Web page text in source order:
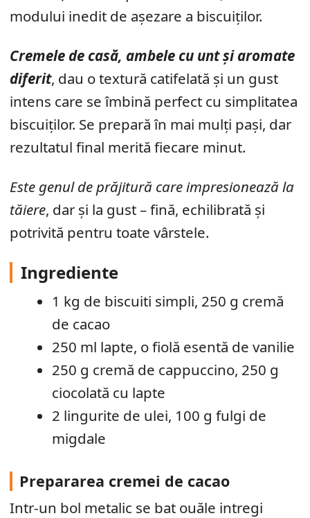
modului inedit de așezare a biscuiților.
Cremele de casă, ambele cu unt și aromate
diferit, dau o textură catifelată și un gust
intens care se îmbină perfect cu simplitatea
biscuiților. Se prepară în mai mulți pași, dar
rezultatul final merită fiecare minut.
Este genul de prăjitură care impresionează la
tăiere, dar și la gust – fină, echilibrată și
potrivită pentru toate vârstele.
Ingrediente
1 kg de biscuiti simpli, 250 g cremă
de cacao
250 ml lapte, o fiolă esentă de vanilie
250 g cremă de cappuccino, 250 g
ciocolată cu lapte
2 lingurite de ulei, 100 g fulgi de
migdale
Prepararea cremei de cacao
Intr-un bol metalic se bat ouăle intregi